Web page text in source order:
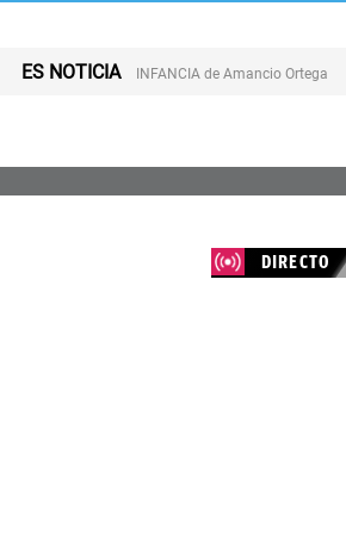
ES NOTICIA INFANCIA de Amancio Ortega
DIRECTO